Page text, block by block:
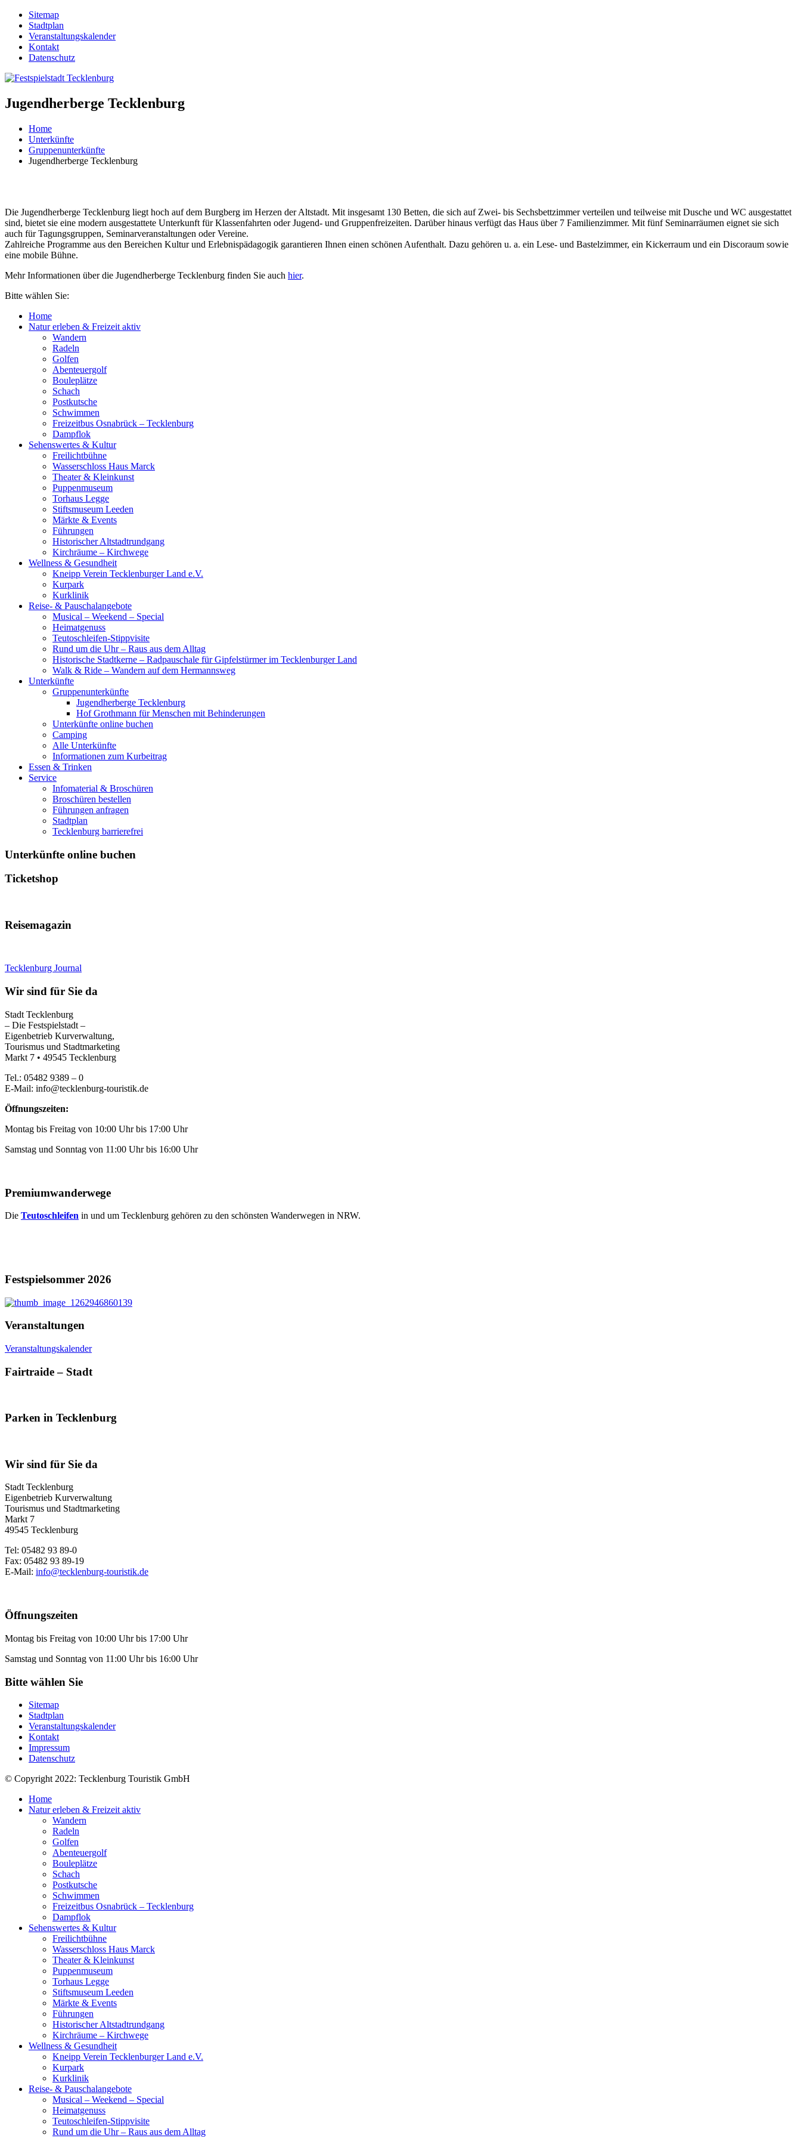
Sitemap
Stadtplan
Veranstaltungskalender
Kontakt
Datenschutz
Jugendherberge Tecklenburg
Home
Unterkünfte
Gruppenunterkünfte
Jugendherberge Tecklenburg
Die Jugendherberge Tecklenburg liegt hoch auf dem Burgberg im Herzen der Altstadt. Mit insgesamt 130 Betten, die sich auf Zwei- bis Sechsbettzimmer verteilen und teilweise mit Dusche und WC ausgestattet
sind, bietet sie eine modern ausgestattete Unterkunft für Klassenfahrten oder Jugend- und Gruppenfreizeiten. Darüber hinaus verfügt das Haus über 7 Familienzimmer. Mit fünf Seminarräumen eignet sie sich
auch für Tagungsgruppen, Seminarveranstaltungen oder Vereine.
Zahlreiche Programme aus den Bereichen Kultur und Erlebnispädagogik garantieren Ihnen einen schönen Aufenthalt. Dazu gehören u. a. ein Lese- und Bastelzimmer, ein Kickerraum und ein Discoraum sowie
eine mobile Bühne.
Mehr Informationen über die Jugendherberge Tecklenburg finden Sie auch hier.
Bitte wählen Sie:
Home
Natur erleben & Freizeit aktiv
Wandern
Radeln
Golfen
Abenteuergolf
Bouleplätze
Schach
Postkutsche
Schwimmen
Freizeitbus Osnabrück – Tecklenburg
Dampflok
Sehenswertes & Kultur
Freilichtbühne
Wasserschloss Haus Marck
Theater & Kleinkunst
Puppenmuseum
Torhaus Legge
Stiftsmuseum Leeden
Märkte & Events
Führungen
Historischer Altstadtrundgang
Kirchräume – Kirchwege
Wellness & Gesundheit
Kneipp Verein Tecklenburger Land e.V.
Kurpark
Kurklinik
Reise- & Pauschalangebote
Musical – Weekend – Special
Heimatgenuss
Teutoschleifen-Stippvisite
Rund um die Uhr – Raus aus dem Alltag
Historische Stadtkerne – Radpauschale für Gipfelstürmer im Tecklenburger Land
Walk & Ride – Wandern auf dem Hermannsweg
Unterkünfte
Gruppenunterkünfte
Jugendherberge Tecklenburg
Hof Grothmann für Menschen mit Behinderungen
Unterkünfte online buchen
Camping
Alle Unterkünfte
Informationen zum Kurbeitrag
Essen & Trinken
Service
Infomaterial & Broschüren
Broschüren bestellen
Führungen anfragen
Stadtplan
Tecklenburg barrierefrei
Unterkünfte online buchen
Ticketshop
Reisemagazin
Tecklenburg Journal
Wir sind für Sie da
Stadt Tecklenburg
– Die Festspielstadt –
Eigenbetrieb Kurverwaltung,
Tourismus und Stadtmarketing
Markt 7 • 49545 Tecklenburg
Tel.: 05482 9389 – 0
E-Mail: info@tecklenburg-touristik.de
Öffnungszeiten:
Montag bis Freitag von 10:00 Uhr bis 17:00 Uhr
Samstag und Sonntag von 11:00 Uhr bis 16:00 Uhr
Premiumwanderwege
Die Teutoschleifen in und um Tecklenburg gehören zu den schönsten Wanderwegen in NRW.
Festspielsommer 2026
Veranstaltungen
Veranstaltungskalender
Fairtraide – Stadt
Parken in Tecklenburg
Wir sind für Sie da
Stadt Tecklenburg
Eigenbetrieb Kurverwaltung
Tourismus und Stadtmarketing
Markt 7
49545 Tecklenburg
Tel: 05482 93 89-0
Fax: 05482 93 89-19
E-Mail: info@tecklenburg-touristik.de
Öffnungszeiten
Montag bis Freitag von 10:00 Uhr bis 17:00 Uhr
Samstag und Sonntag von 11:00 Uhr bis 16:00 Uhr
Bitte wählen Sie
Sitemap
Stadtplan
Veranstaltungskalender
Kontakt
Impressum
Datenschutz
© Copyright 2022: Tecklenburg Touristik GmbH
Home
Natur erleben & Freizeit aktiv
Wandern
Radeln
Golfen
Abenteuergolf
Bouleplätze
Schach
Postkutsche
Schwimmen
Freizeitbus Osnabrück – Tecklenburg
Dampflok
Sehenswertes & Kultur
Freilichtbühne
Wasserschloss Haus Marck
Theater & Kleinkunst
Puppenmuseum
Torhaus Legge
Stiftsmuseum Leeden
Märkte & Events
Führungen
Historischer Altstadtrundgang
Kirchräume – Kirchwege
Wellness & Gesundheit
Kneipp Verein Tecklenburger Land e.V.
Kurpark
Kurklinik
Reise- & Pauschalangebote
Musical – Weekend – Special
Heimatgenuss
Teutoschleifen-Stippvisite
Rund um die Uhr – Raus aus dem Alltag